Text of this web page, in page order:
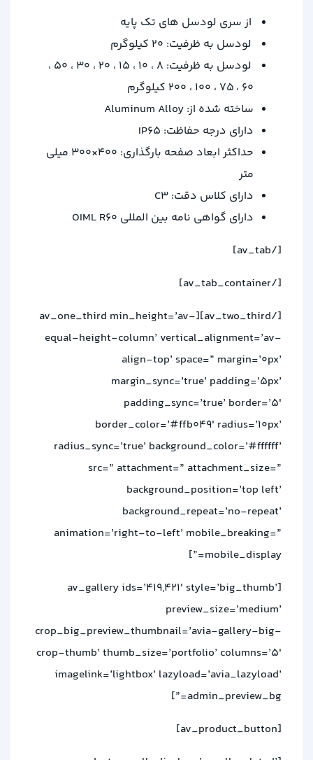
از سری لودسل های تک پایه
لودسل به ظرفیت: 20 کیلوگرم
لودسل به ظرفیت: 8 ، 10 ، 15 ، 20 ، 30 ، 50 ،
60 ، 75 ، 100 ، 200 کیلوگرم
ساخته شده از: Aluminum Alloy
دارای درجه حفاظت: IP65
حداکثر ابعاد صفحه بارگذاری: 400×300 میلی
متر
دارای کلاس دقت: C3
دارای گواهی نامه بین المللی OIML R60
[/av_tab]
[/av_tab_container]
[/av_two_third][av_one_third min_height=’av-
equal-height-column’ vertical_alignment=’av-
align-top’ space=” margin=’0px’
margin_sync=’true’ padding=’5px’
padding_sync=’true’ border=’5′
border_color=’#ffb049′ radius=’10px’
radius_sync=’true’ background_color=’#ffffff’
src=” attachment=” attachment_size=”
background_position=’top left’
background_repeat=’no-repeat’
animation=’right-to-left’ mobile_breaking=”
mobile_display=”]
[av_gallery ids=’419,421′ style=’big_thumb’
preview_size=’medium’
crop_big_preview_thumbnail=’avia-gallery-big-
crop-thumb’ thumb_size=’portfolio’ columns=’5′
imagelink=’lightbox’ lazyload=’avia_lazyload’
admin_preview_bg=”]
[av_product_button]